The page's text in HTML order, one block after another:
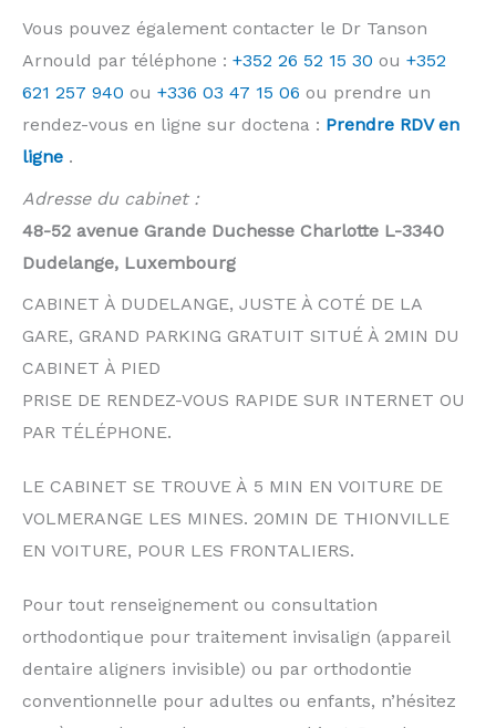
Vous pouvez également contacter le Dr Tanson
Arnould par téléphone : +352 26 52 15 30 ou +352
621 257 940 ou +336 03 47 15 06 ou prendre un
rendez-vous en ligne sur doctena : Prendre RDV en
ligne .
Adresse du cabinet :
48-52 avenue Grande Duchesse Charlotte L-3340
Dudelange, Luxembourg
CABINET À DUDELANGE, JUSTE À COTÉ DE LA
GARE, GRAND PARKING GRATUIT SITUÉ À 2MIN DU
CABINET À PIED
PRISE DE RENDEZ-VOUS RAPIDE SUR INTERNET OU
PAR TÉLÉPHONE.
LE CABINET SE TROUVE À 5 MIN EN VOITURE DE
VOLMERANGE LES MINES. 20MIN DE THIONVILLE
EN VOITURE, POUR LES FRONTALIERS.
Pour tout renseignement ou consultation
orthodontique pour traitement invisalign (appareil
dentaire aligners invisible) ou par orthodontie
conventionnelle pour adultes ou enfants, n’hésitez